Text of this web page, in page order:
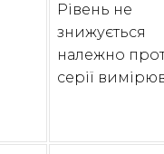
Рівень не
знижується
належно
серії